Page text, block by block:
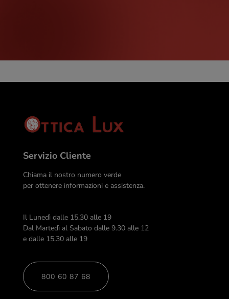
Servizio Cliente
Chiama il nostro numero verde
per ottenere informazioni e assistenza.
Il Lunedì dalle 15.30 alle 19
Dal Martedì al Sabato dalle 9.30 alle 12
e dalle 15.30 alle 19
800 60 87 68